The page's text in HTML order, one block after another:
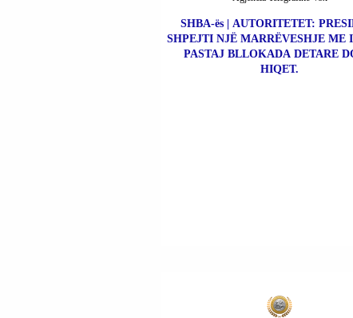
SHBA-ës | AUTORITETET:
SHPEJTI NJË MARRËVESHJE ME
PASTAJ BLLOKADA DETARE
HIQET.